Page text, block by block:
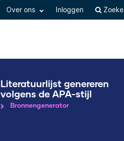
Over ons Inloggen
Literatuurlijst genereren
volgens de APA-stijl
Bronnengenerator